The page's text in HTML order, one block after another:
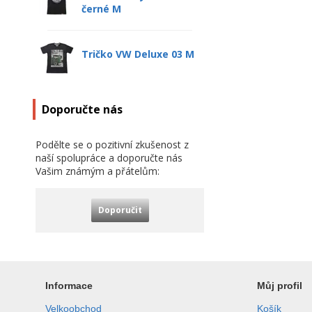
černé M
Tričko VW Deluxe 03 M
Doporučte nás
Podělte se o pozitivní zkušenost z
naší spolupráce a doporučte nás
Vašim známým a přátelům:
Doporučit
Informace
Velkoobchod
Můj profil
Košík